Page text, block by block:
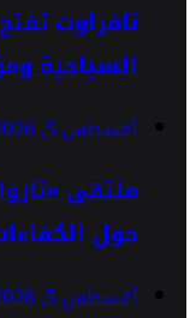
تافراوت
السياحية
أغسطس 5, 2026
ملتقى
حول
أغسطس 5, 2026